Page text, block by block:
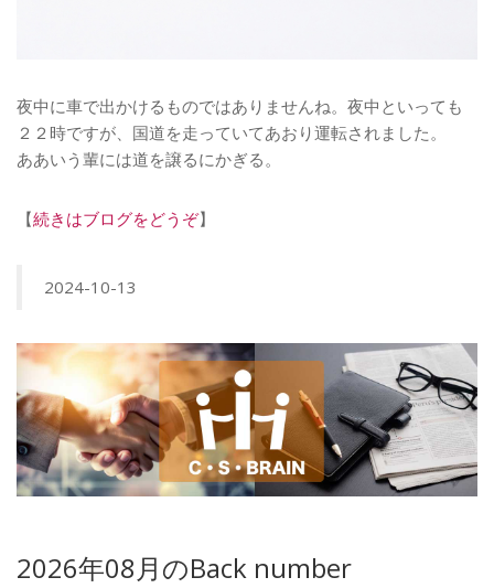
夜中に車で出かけるものではありませんね。夜中といっても
２２時ですが、国道を走っていてあおり運転されました。
ああいう輩には道を譲るにかぎる。
【続きはブログをどうぞ】
2024-10-13
2026年08月のBack number